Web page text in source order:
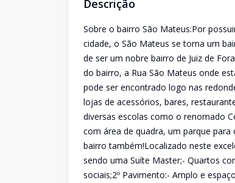
Descrição
Sobre o bairro São Mateus:Por
cidade, o São Mateus se torna um
de ser um nobre bairro de Juiz de
do bairro, a Rua São Mateus onde
pode ser encontrado logo nas
lojas de acessórios, bares,
diversas escolas como o renomado
com área de quadra, um parque
bairro também!Localizado neste
sendo uma Suíte Master;- Quartos
sociais;2º Pavimento:- Amplo e